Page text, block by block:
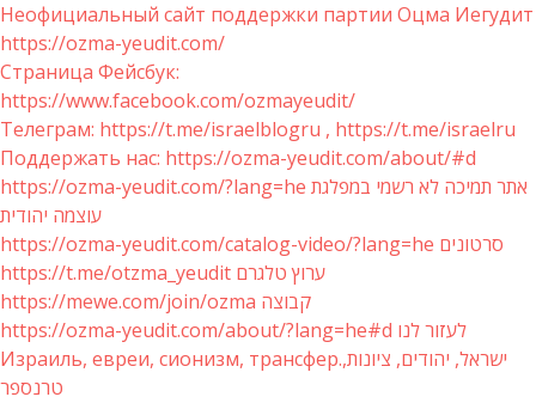
Неофициальный сайт поддержки партии Оцма Иегудит
https://ozma-yeudit.com/
Страница Фейсбук:
https://www.facebook.com/ozmayeudit/
Телеграм: https://t.me/israelblogru , https://t.me/israelru
Поддержать нас: https://ozma-yeudit.com/about/#d
https://ozma-yeudit.com/?lang=he אתר תמיכה לא רשמי במפלגת
עוצמה יהודית
https://ozma-yeudit.com/catalog-video/?lang=he סרטונים
https://t.me/otzma_yeudit ערוץ טלגרם
https://mewe.com/join/ozma קבוצה
https://ozma-yeudit.com/about/?lang=he#d לעזור לנו
Израиль, евреи, сионизм, трансфер.ישראל, יהודים, ציונות,
טרנספר